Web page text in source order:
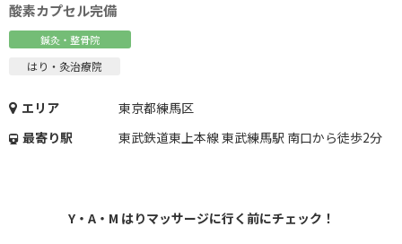
酸素カプセル完備
鍼灸・整骨院
はり・灸治療院
エリア
東京都練馬区
最寄り駅
東武鉄道東上本線 東武練馬駅 南口から徒歩2分
Y・A・M はりマッサージに行く前にチェック！